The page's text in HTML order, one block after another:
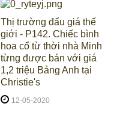
Thị trường đấu giá thế
giới - P142. Chiếc bình
hoa cổ từ thời nhà Minh
từng được bán với giá
1,2 triệu Bảng Anh tại
Christie's
12-05-2020